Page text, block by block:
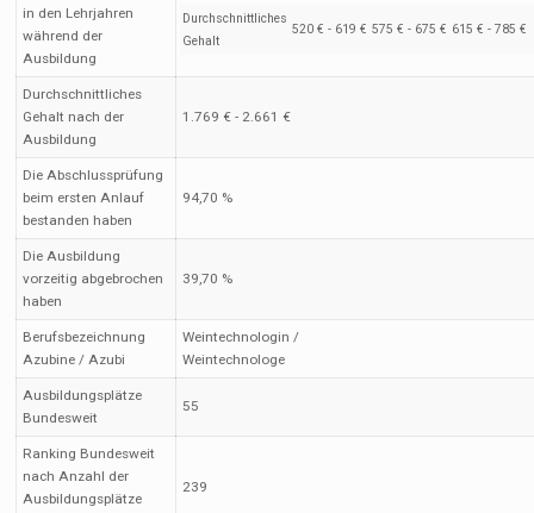
in den Lehrjahren
während der
Ausbildung
Durchschnittliches
Gehalt
520 € - 619 € 575 € - 675 € 615 € - 785 €
Durchschnittliches
Gehalt nach der
Ausbildung
1.769 € - 2.661 €
Die Abschlussprüfung
beim ersten Anlauf
bestanden haben
94,70 %
Die Ausbildung
vorzeitig abgebrochen
haben
39,70 %
Berufsbezeichnung
Azubine / Azubi
Weintechnologin /
Weintechnologe
Ausbildungsplätze
Bundesweit
55
Ranking Bundesweit
nach Anzahl der
Ausbildungsplätze
239